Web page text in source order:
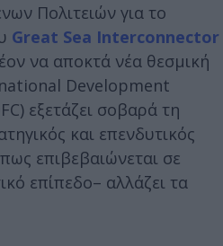
Πολιτειών για το
Great Sea Interconnector
να αποκτά νέα θεσμική
Development
εξετάζει σοβαρά τη
και επενδυτικός
επιβεβαιώνεται σε
επίπεδο– αλλάζει τα